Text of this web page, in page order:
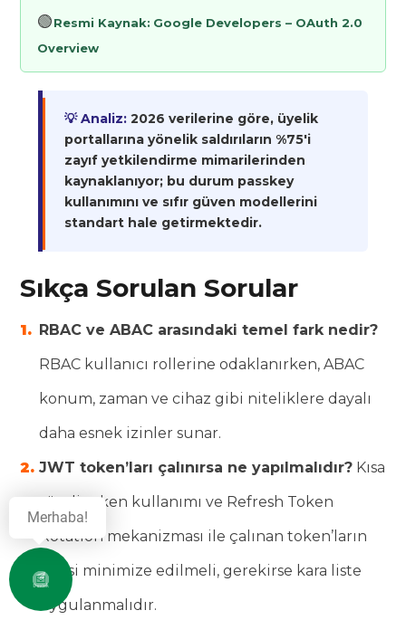
🟢Resmi Kaynak: Google Developers – OAuth 2.0
Overview
💡 Analiz: 2026 verilerine göre, üyelik
portallarına yönelik saldırıların %75'i
zayıf yetkilendirme mimarilerinden
kaynaklanıyor; bu durum passkey
kullanımını ve sıfır güven modellerini
standart hale getirmektedir.
Sıkça Sorulan Sorular
RBAC ve ABAC arasındaki temel fark nedir?
RBAC kullanıcı rollerine odaklanırken, ABAC
konum, zaman ve cihaz gibi niteliklere dayalı
daha esnek izinler sunar.
JWT token’ları çalınırsa ne yapılmalıdır? Kısa
süreli token kullanımı ve Refresh Token
Rotation mekanizması ile çalınan token’ların
etkisi minimize edilmeli, gerekirse kara liste
uygulanmalıdır.
Destek
Merhaba!